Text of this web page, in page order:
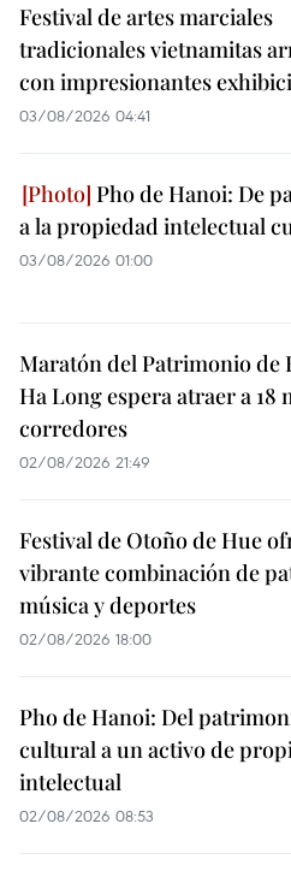
Festival de artes marciales
tradicionales vietnamitas
con impresionantes
03/08/2026 04:41
Pho de Hanoi: De
a la propiedad intelectual
03/08/2026 01:00
Maratón del Patrimonio de
Ha Long espera atraer a 18
corredores
02/08/2026 21:49
Festival de Otoño de Hue
vibrante combinación de
música y deportes
02/08/2026 18:00
Pho de Hanoi: Del
cultural a un activo de
intelectual
02/08/2026 08:53